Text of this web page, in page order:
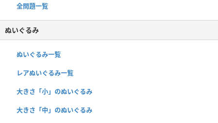
全問題一覧
ぬいぐるみ
ぬいぐるみ一覧
レアぬいぐるみ一覧
大きさ「小」のぬいぐるみ
大きさ「中」のぬいぐるみ